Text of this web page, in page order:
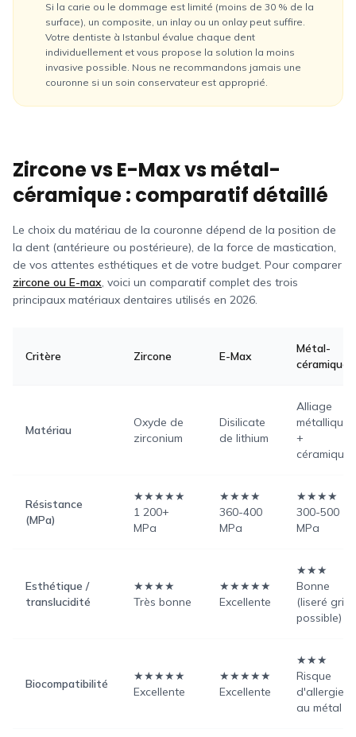
Si la carie ou le dommage est limité (moins de 30 % de la
surface), un composite, un inlay ou un onlay peut suffire.
Votre dentiste à Istanbul évalue chaque dent
individuellement et vous propose la solution la moins
invasive possible. Nous ne recommandons jamais une
couronne si un soin conservateur est approprié.
Zircone vs E-Max vs métal-
céramique : comparatif détaillé
Le choix du matériau de la couronne dépend de la position de
la dent (antérieure ou postérieure), de la force de mastication,
de vos attentes esthétiques et de votre budget. Pour comparer
zircone ou E-max, voici un comparatif complet des trois
principaux matériaux dentaires utilisés en 2026.
Critère Zircone E-Max
Métal-
céramique
Matériau
Oxyde de
zirconium
Disilicate
de lithium
Alliage
métallique
+
céramique
Résistance
(MPa)
★★★★★
1 200+
MPa
★★★★
360-400
MPa
★★★★
300-500
MPa
Esthétique /
translucidité
★★★★
Très bonne
★★★★★
Excellente
★★★
Bonne
(liseré gris
possible)
Biocompatibilité
★★★★★
Excellente
★★★★★
Excellente
★★★
Risque
d'allergie
au métal